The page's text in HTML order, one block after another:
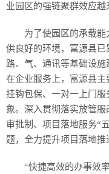
业园区的强链聚群效应越
为了使园区的承载
供良好的环境，富源县已
路、气、通讯等基础设施
在企业服务上，富源县
挂钩包保、一对一上门
象。深入贯彻落实放管
审批制、项目落地服务“
题，全力提升项目落地推
“快捷高效的办事效